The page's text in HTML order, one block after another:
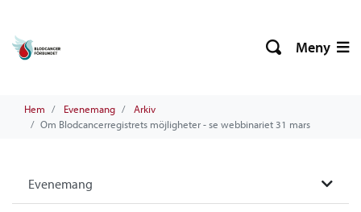
Meny
Hem Evenemang
Arkiv
Om Blodcancerregistrets möjligheter - se webbinariet 31 mars
Evenemang